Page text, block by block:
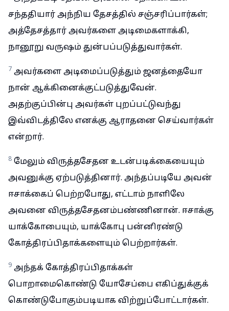
சந்ததியார் அந்நிய தேசத்தில் சஞ்சரிப்பார்கள்;
அத்தேசத்தார் அவர்களை அடிமைகளாக்கி,
நானூறு வருஷம் துன்பப்படுத்துவார்கள்.
7 அவர்களை அடிமைப்படுத்தும் ஜனத்தையோ
நான் ஆக்கினைக்குட்படுத்துவேன்.
அதற்குப்பின்பு அவர்கள் புறப்பட்டுவந்து
இவ்விடத்திலே எனக்கு ஆராதனை செய்வார்கள்
என்றார்.
8 மேலும் விருத்தசேதன உடன்படிக்கையையும்
அவனுக்கு ஏற்படுத்தினார். அந்தப்படியே அவன்
ஈசாக்கைப் பெற்றபோது, எட்டாம் நாளிலே
அவனை விருத்தசேதனம்பண்ணினான். ஈசாக்கு
யாக்கோபையும், யாக்கோபு பன்னிரண்டு
கோத்திரப்பிதாக்களையும் பெற்றார்கள்.
9 அந்தக் கோத்திரப்பிதாக்கள்
பொறாமைகொண்டு யோசேப்பை எகிப்துக்குக்
கொண்டுபோகும்படியாக விற்றுப்போட்டார்கள்.